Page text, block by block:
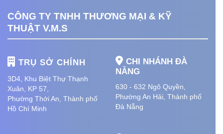
CÔNG TY TNHH THƯƠNG MẠI & KỸ
THUẬT V.M.S
TRỤ SỞ CHÍNH
3D4, Khu Biệt Thự Thạnh
Xuân, KP 57,
Phường Thới An, Thành phố
Hồ Chí Minh
CHI NHÁNH ĐÀ
NẴNG
630 - 632 Ngô Quyền,
Phường An Hải, Thành phố
Đà Nẵng